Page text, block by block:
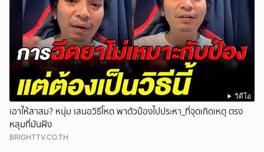
วิดีโอ
เอาให้สาสม? หนุ่ม เสนอวิธีโหด พาตัวป๋องไปประหา_ที่จุดเกิดเหตุ ตรง
หลุมที่มันฝัง
BRIGHTTV.CO.TH